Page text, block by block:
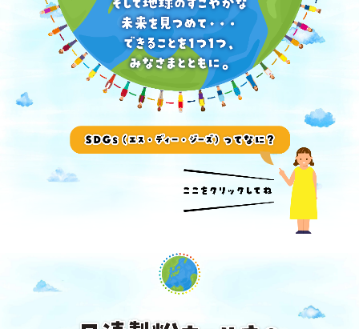
いままでと変わることなく、私たちが
地球上でずっと暮らしていけるように、
いろいろな課題を解決していこう！
と決められた１７の目標です。